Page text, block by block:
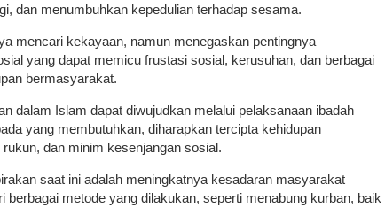
dan menumbuhkan kepedulian terhadap sesama.
mencari kekayaan, namun menegaskan pentingnya
yang dapat memicu frustasi sosial, kerusuhan, dan berbagai
bermasyarakat.
dalam Islam dapat diwujudkan melalui pelaksanaan ibadah
yang membutuhkan, diharapkan tercipta kehidupan
dan minim kesenjangan sosial.
saat ini adalah meningkatnya kesadaran masyarakat
berbagai metode yang dilakukan, seperti menabung kurban, baik